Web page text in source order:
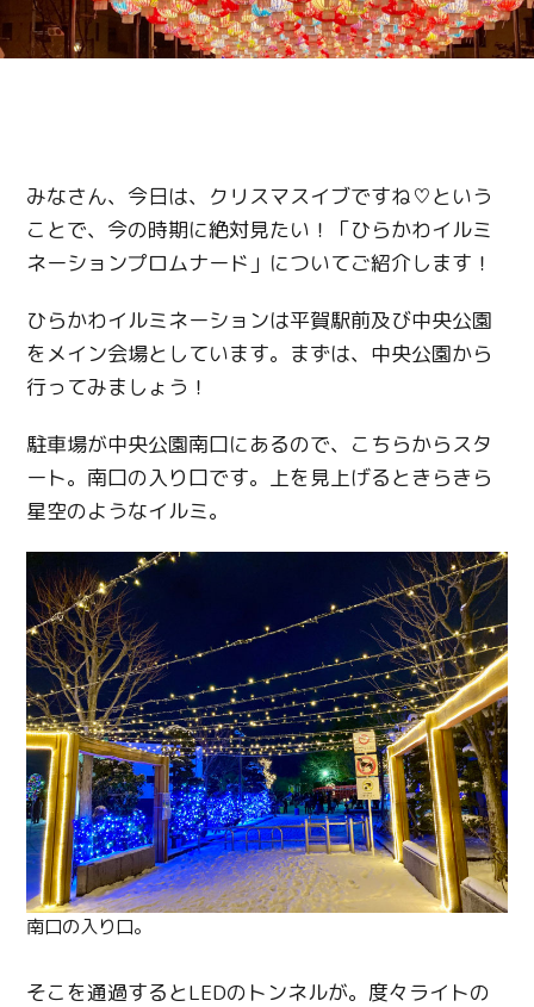
みなさん、今日は、クリスマスイブですね♡という
ことで、今の時期に絶対見たい！「ひらかわイルミ
ネーションプロムナード」についてご紹介します！
ひらかわイルミネーションは平賀駅前及び中央公園
をメイン会場としています。まずは、中央公園から
行ってみましょう！
駐車場が中央公園南口にあるので、こちらからスタ
ート。南口の入り口です。上を見上げるときらきら
星空のようなイルミ。
南口の入り口。
そこを通過するとLEDのトンネルが。度々ライトの